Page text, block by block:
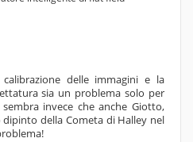
delle immagini e la
sia un problema solo per
invece che anche Giotto,
della Cometa di Halley nel